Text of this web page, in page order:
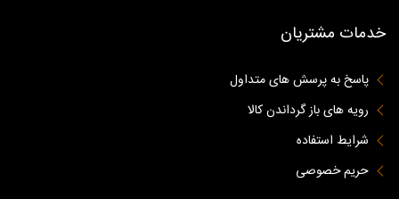
خدمات مشتریان
پاسخ به پرسش های متداول
رویه های باز گرداندن کالا
شرایط استفاده
حریم خصوصی